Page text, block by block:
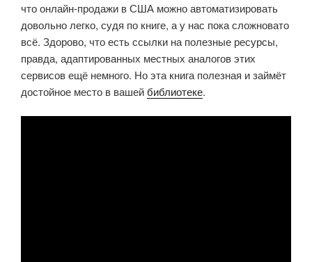
что онлайн-продажи в США можно автоматизировать
довольно легко, судя по книге, а у нас пока сложновато
всё. Здорово, что есть ссылки на полезные ресурсы,
правда, адаптированных местных аналогов этих
сервисов ещё немного. Но эта книга полезная и займёт
достойное место в вашейбиблиотеке.